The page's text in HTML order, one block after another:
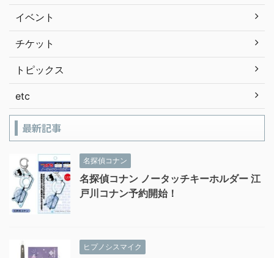
イベント
チケット
トピックス
etc
最新記事
名探偵コナン
名探偵コナン ノータッチキーホルダー 江
戸川コナン予約開始！
ヒプノシスマイク